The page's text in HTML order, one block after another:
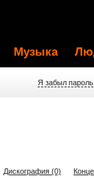
Музыка
Я забыл пароль
Дискография (0)